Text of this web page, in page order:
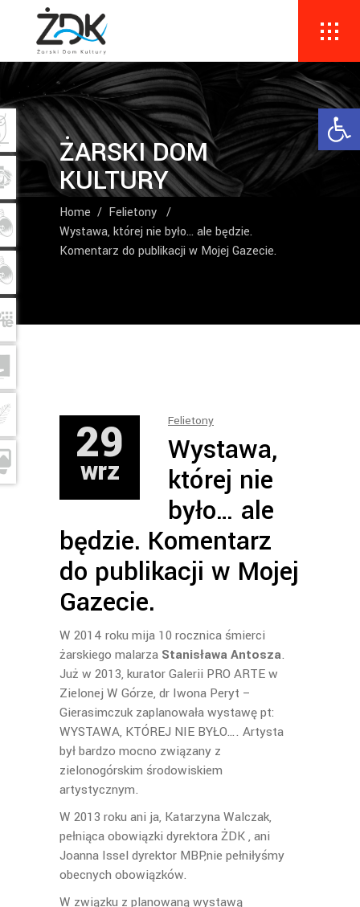
ŻARSKI DOM
KULTURY
Home / Felietony /
Wystawa, której nie było… ale będzie.
Komentarz do publikacji w Mojej Gazecie.
29
wrz
Felietony
Wystawa,
której nie
było… ale
będzie. Komentarz
do publikacji w Mojej
Gazecie.
W 2014 roku mija 10 rocznica śmierci
żarskiego malarza Stanisława Antosza.
Już w 2013, kurator Galerii PRO ARTE w
Zielonej W Górze, dr Iwona Peryt –
Gierasimczuk zaplanowała wystawę pt:
WYSTAWA, KTÓREJ NIE BYŁO…. Artysta
był bardzo mocno związany z
zielonogórskim środowiskiem
artystycznym.
W 2013 roku ani ja, Katarzyna Walczak,
pełniąca obowiązki dyrektora ŻDK , ani
Joanna Issel dyrektor MBP,nie pełniłyśmy
obecnych obowiązków.
W związku z planowaną wystawą